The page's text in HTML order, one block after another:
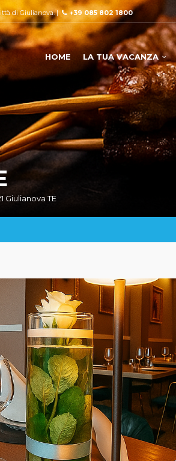
di Giulianova. | +39 085 802 1800
HOME LA TUA VACANZA
Giulianova TE